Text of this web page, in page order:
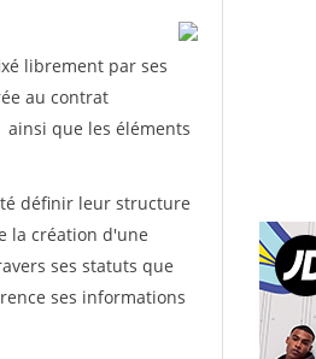
librement par ses
au contrat
ainsi que les éléments
définir leur structure
la création d'une
ses statuts que
ses informations